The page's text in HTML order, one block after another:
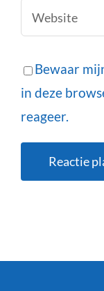
Bewaar
in deze
reageer.